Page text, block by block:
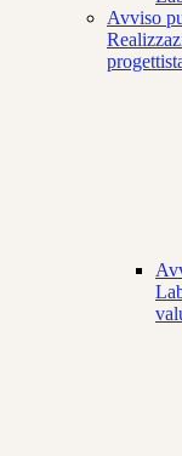
Avviso